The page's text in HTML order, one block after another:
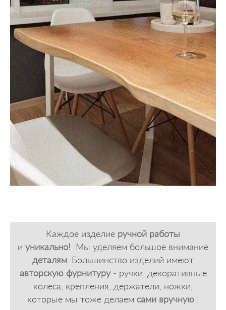
Каждое изделие ручной работы
и уникально! Мы уделяем большое внимание
деталям. Большинство изделий имеют
авторскую фурнитуру - ручки, декоративные
колеса, крепления, держатели, ножки,
которые мы тоже делаем сами вручную !